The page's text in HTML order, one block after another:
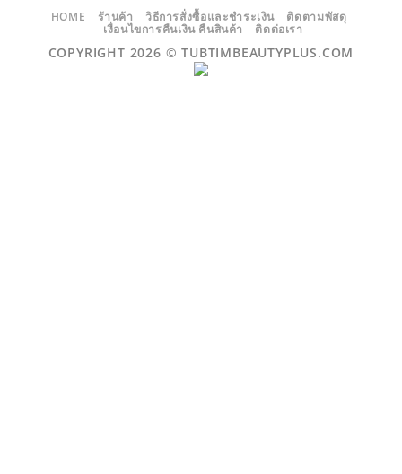
DELIVERY
HOME ร้านค้า วิธีการสั่งซื้อและชำระเงิน
ติดตามพัสดุ
เงื่อนไขการคืนเงิน คืนสินค้า
ติดต่อเรา
COPYRIGHT 2026 ©TUBTIMBEAUTYPLUS.COM